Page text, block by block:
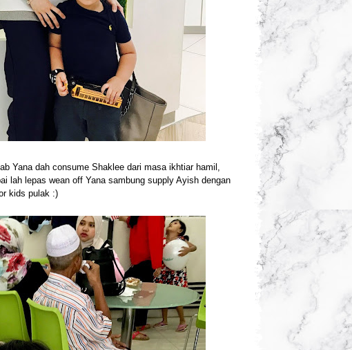
Yana dah consume Shaklee dari masa ikhtiar hamil,
lah lepas wean off Yana sambung supply Ayish dengan
kids pulak :)